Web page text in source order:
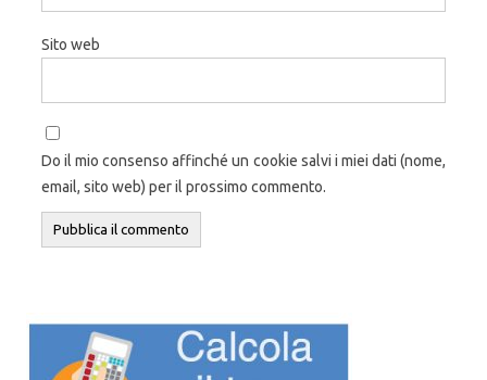
Sito web
Do il mio consenso affinché un cookie salvi i miei dati (nome,
email, sito web) per il prossimo commento.